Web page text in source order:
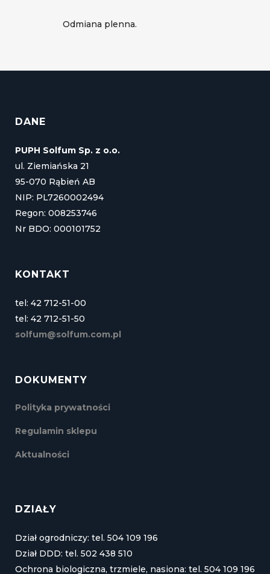
Odmiana plenna.
DANE
PUPH Solfum Sp. z o.o.
ul. Ziemiańska 21
95-070 Rąbień AB
NIP: PL7260002494
Regon: 008253746
Nr BDO: 000101752
KONTAKT
tel: 42 712-51-00
tel: 42 712-51-50
solfum@solfum.com.pl
DOKUMENTY
Polityka prywatności
Regulamin sklepu
Aktualności
DZIAŁY
Dział ogrodniczy: tel. 504 109 196
Dział DDD: tel. 502 438 510
Ochrona biologiczna, trzmiele, nasiona: tel. 504 109 196